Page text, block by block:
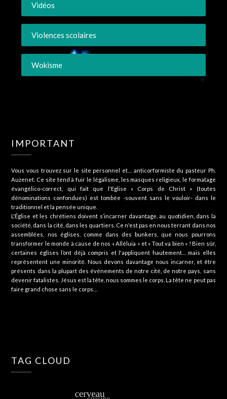
Vidéos
Violences scolaires
Wokisme
IMPORTANT
Vous vous trouvez sur le site personnel et… anticorformiste du pasteur Ph.
Auzenet. Ce site tend à fuir le légalisme, les masques religieux, le formatage
évangélico-correct, qui fait que l'Eglise « Corps de Christ » (toutes
dénominations confondues) est tombée -souvent sans le vouloir- dans le
traditionnel et la pensée unique.
L'Église et les chrétiens doivent s’incarner davantage, au quotidien, dans la
société, dans la cité, dans les quartiers. Ce n'est pas en nous terrant dans nos
assemblées, nos églises, comme dans des bunkers, que nous pourrons
transformer le monde à cause de nos « Alléluia » et « Tout va bien » ! Bien sûr,
certaines églises l’ont déjà compris et l'appliquent hautement… mais elles
représentent une minorité. Nous devons davantage nous incarner, et être
présents dans la plupart des événements de notre cité, de notre pays, sans
devenir fatalistes. Jésus est la tête, nous sommes le corps. La tête ne peut pas
faire grand chose sans le corps…
TAG CLOUD